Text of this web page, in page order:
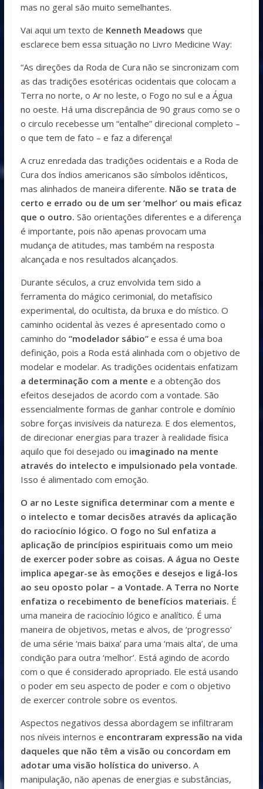
mas no geral são muito semelhantes.
Vai aqui um texto de Kenneth Meadows que
esclarece bem essa situação no Livro Medicine Way:
“As direções da Roda de Cura não se sincronizam com
as das tradições esotéricas ocidentais que colocam a
Terra no norte, o Ar no leste, o Fogo no sul e a Água
no oeste. Há uma discrepância de 90 graus como se o
o circulo recebesse um “entalhe” direcional completo –
o que tem de fato – e faz a diferença!
A cruz enredada das tradições ocidentais e a Roda de
Cura dos índios americanos são símbolos idênticos,
mas alinhados de maneira diferente. Não se trata de
certo e errado ou de um ser ‘melhor’ ou mais eficaz
que o outro. São orientações diferentes e a diferença
é importante, pois não apenas provocam uma
mudança de atitudes, mas também na resposta
alcançada e nos resultados alcançados.
Durante séculos, a cruz envolvida tem sido a
ferramenta do mágico cerimonial, do metafísico
experimental, do ocultista, da bruxa e do místico. O
caminho ocidental às vezes é apresentado como o
caminho do “modelador sábio”e essa é uma boa
definição, pois a Roda está alinhada com o objetivo de
modelar e modelar. As tradições ocidentais enfatizam
a determinação com a mente e a obtenção dos
efeitos desejados de acordo com a vontade. São
essencialmente formas de ganhar controle e domínio
sobre forças invisíveis da natureza. E dos elementos,
de direcionar energias para trazer à realidade física
aquilo que foi desejado ou imaginado na mente
através do intelecto e impulsionado pela vontade.
Isso é alimentado com emoção.
O ar no Leste significa determinar com a mente e
o intelecto e tomar decisões através da aplicação
do raciocínio lógico. O fogo no Sul enfatiza a
aplicação de princípios espirituais como um meio
de exercer poder sobre as coisas. A água no Oeste
implica apegar-se às emoções e desejos e ligá-los
ao seu oposto polar – a Vontade. A Terra no Norte
enfatiza o recebimento de benefícios materiais. É
uma maneira de raciocínio lógico e analítico. É uma
maneira de objetivos, metas e alvos, de ‘progresso’
de uma série ‘mais baixa’ para uma ‘mais alta’, de uma
condição para outra ‘melhor’. Está agindo de acordo
com o que é considerado apropriado. Ele está usando
o poder em seu aspecto de poder e com o objetivo
de exercer controle sobre os eventos.
Aspectos negativos dessa abordagem se infiltraram
nos níveis internos e encontraram expressão na vida
daqueles que não têm a visão ou concordam em
adotar uma visão holística do universo. A
manipulação, não apenas de energias e substâncias,